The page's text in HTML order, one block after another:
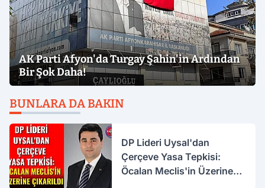
AK Parti Afyon'da Turgay Şahin'in Ardından
Bir Şok Daha!
BUNLARA DA BAKIN
DP Lideri Uysal'dan
Çerçeve Yasa Tepkisi:
Öcalan Meclis'in Üzerine